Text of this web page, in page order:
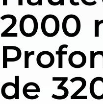
2000
de